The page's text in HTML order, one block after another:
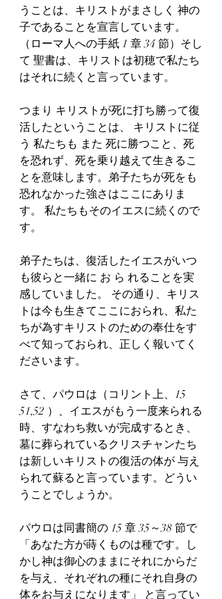
うことは、キリストがまさしく 神の
子であることを宣言しています。
（ローマ人への手紙 1 章 34 節）そし
て 聖書は、キリストは初穂で私たち
はそれに続くと言っています。
つまり キリストが死に打ち勝って復
活したということは、 キリストに従
う 私たちも また 死に勝つこと、死
を恐れず、死を乗り越えて生きるこ
とを意味します。弟子たちが死をも
恐れなかった強さはここにありま
す。 私たちもそのイエスに続くので
す。
弟子たちは、復活したイエスがいつ
も彼らと一緒に お ら れることを実
感していました。 その通り、キリス
トは今も生きてここにおられ、私た
ちが為すキリストのための奉仕をす
べて知っておられ、正しく報いてく
ださいます。
さて、パウロは（コリント上、15
51,52 ）、イエスがもう一度来られる
時、すなわち救いが完成するとき、
墓に葬られているクリスチャンたち
は新しいキリストの復活の体が 与え
られて蘇ると言っています。どうい
うことでしょうか。
パウロは同書簡の 15 章 35～38 節で
「あなた方が蒔くものは種です。し
かし神は御心のままにそれにからだ
を与え、それぞれの種にそれ自身の
体をお与えになります」 と言ってい